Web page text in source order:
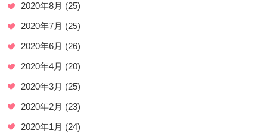
2020年8月 (25)
2020年7月 (25)
2020年6月 (26)
2020年4月 (20)
2020年3月 (25)
2020年2月 (23)
2020年1月 (24)